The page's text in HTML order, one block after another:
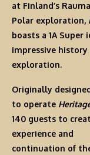
at Finland’s
Polar exploration,
boasts a 1A Super
impressive
exploration.
Originally
to operate
140 guests to
experience and
continuation of